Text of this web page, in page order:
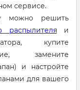
сервисе.
можно решить
распылителя и
купите
замените
и настройте
для вашего